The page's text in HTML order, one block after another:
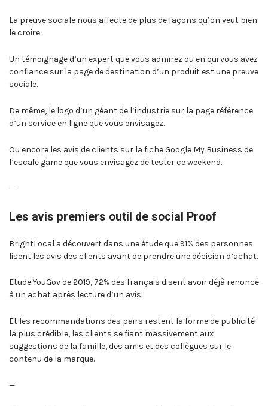
La preuve sociale nous affecte de plus de façons qu’on veut bien
le croire.
Un témoignage d’un expert que vous admirez ou en qui vous avez
confiance sur la page de destination d’un produit est une preuve
sociale.
De même, le logo d’un géant de l’industrie sur la page référence
d’un service en ligne que vous envisagez.
Ou encore les avis de clients sur la fiche Google My Business de
l’escale game que vous envisagez de tester ce weekend.
—
Les avis premiers outil de social Proof
BrightLocal a découvert dans une étude que 91% des personnes
lisent les avis des clients avant de prendre une décision d’achat.
Etude YouGov de 2019, 72% des français disent avoir déjà renoncé
à un achat après lecture d’un avis.
Et les recommandations des pairs restent la forme de publicité
la plus crédible, les clients se fiant massivement aux
suggestions de la famille, des amis et des collègues sur le
contenu de la marque.
—